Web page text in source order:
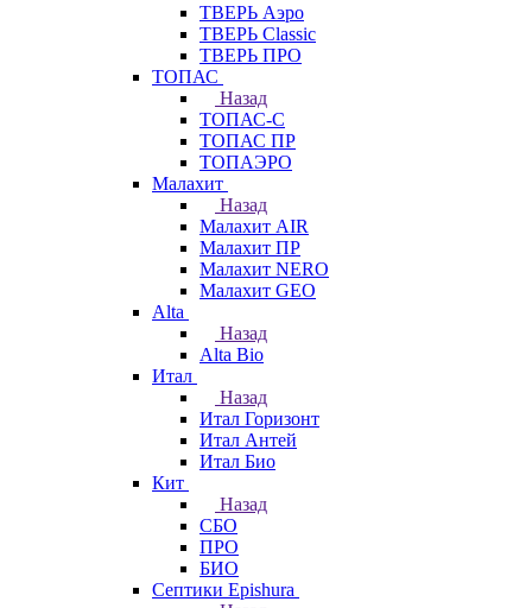
ТВЕРЬ Аэро
ТВЕРЬ Classic
ТВЕРЬ ПРО
ТОПАС
Назад
ТОПАС-С
ТОПАС ПР
ТОПАЭРО
Малахит
Назад
Малахит AIR
Малахит ПР
Малахит NERO
Малахит GEO
Alta
Назад
Alta Bio
Итал
Назад
Итал Горизонт
Итал Антей
Итал Био
Кит
Назад
СБО
ПРО
БИО
Септики Epishura